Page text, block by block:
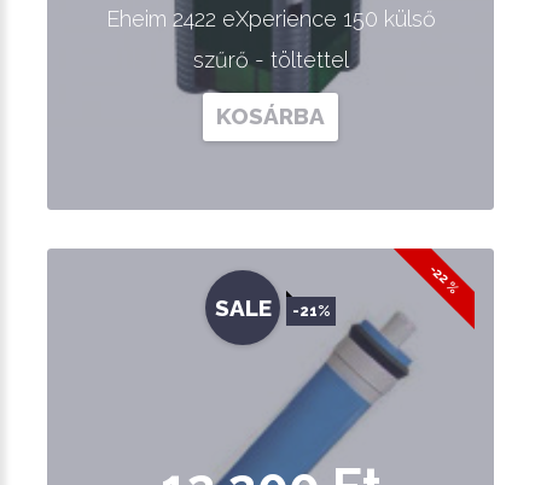
Eheim 2422 eXperience 150 külső
szűrő - töltettel
KOSÁRBA
-22 %
SALE -21%